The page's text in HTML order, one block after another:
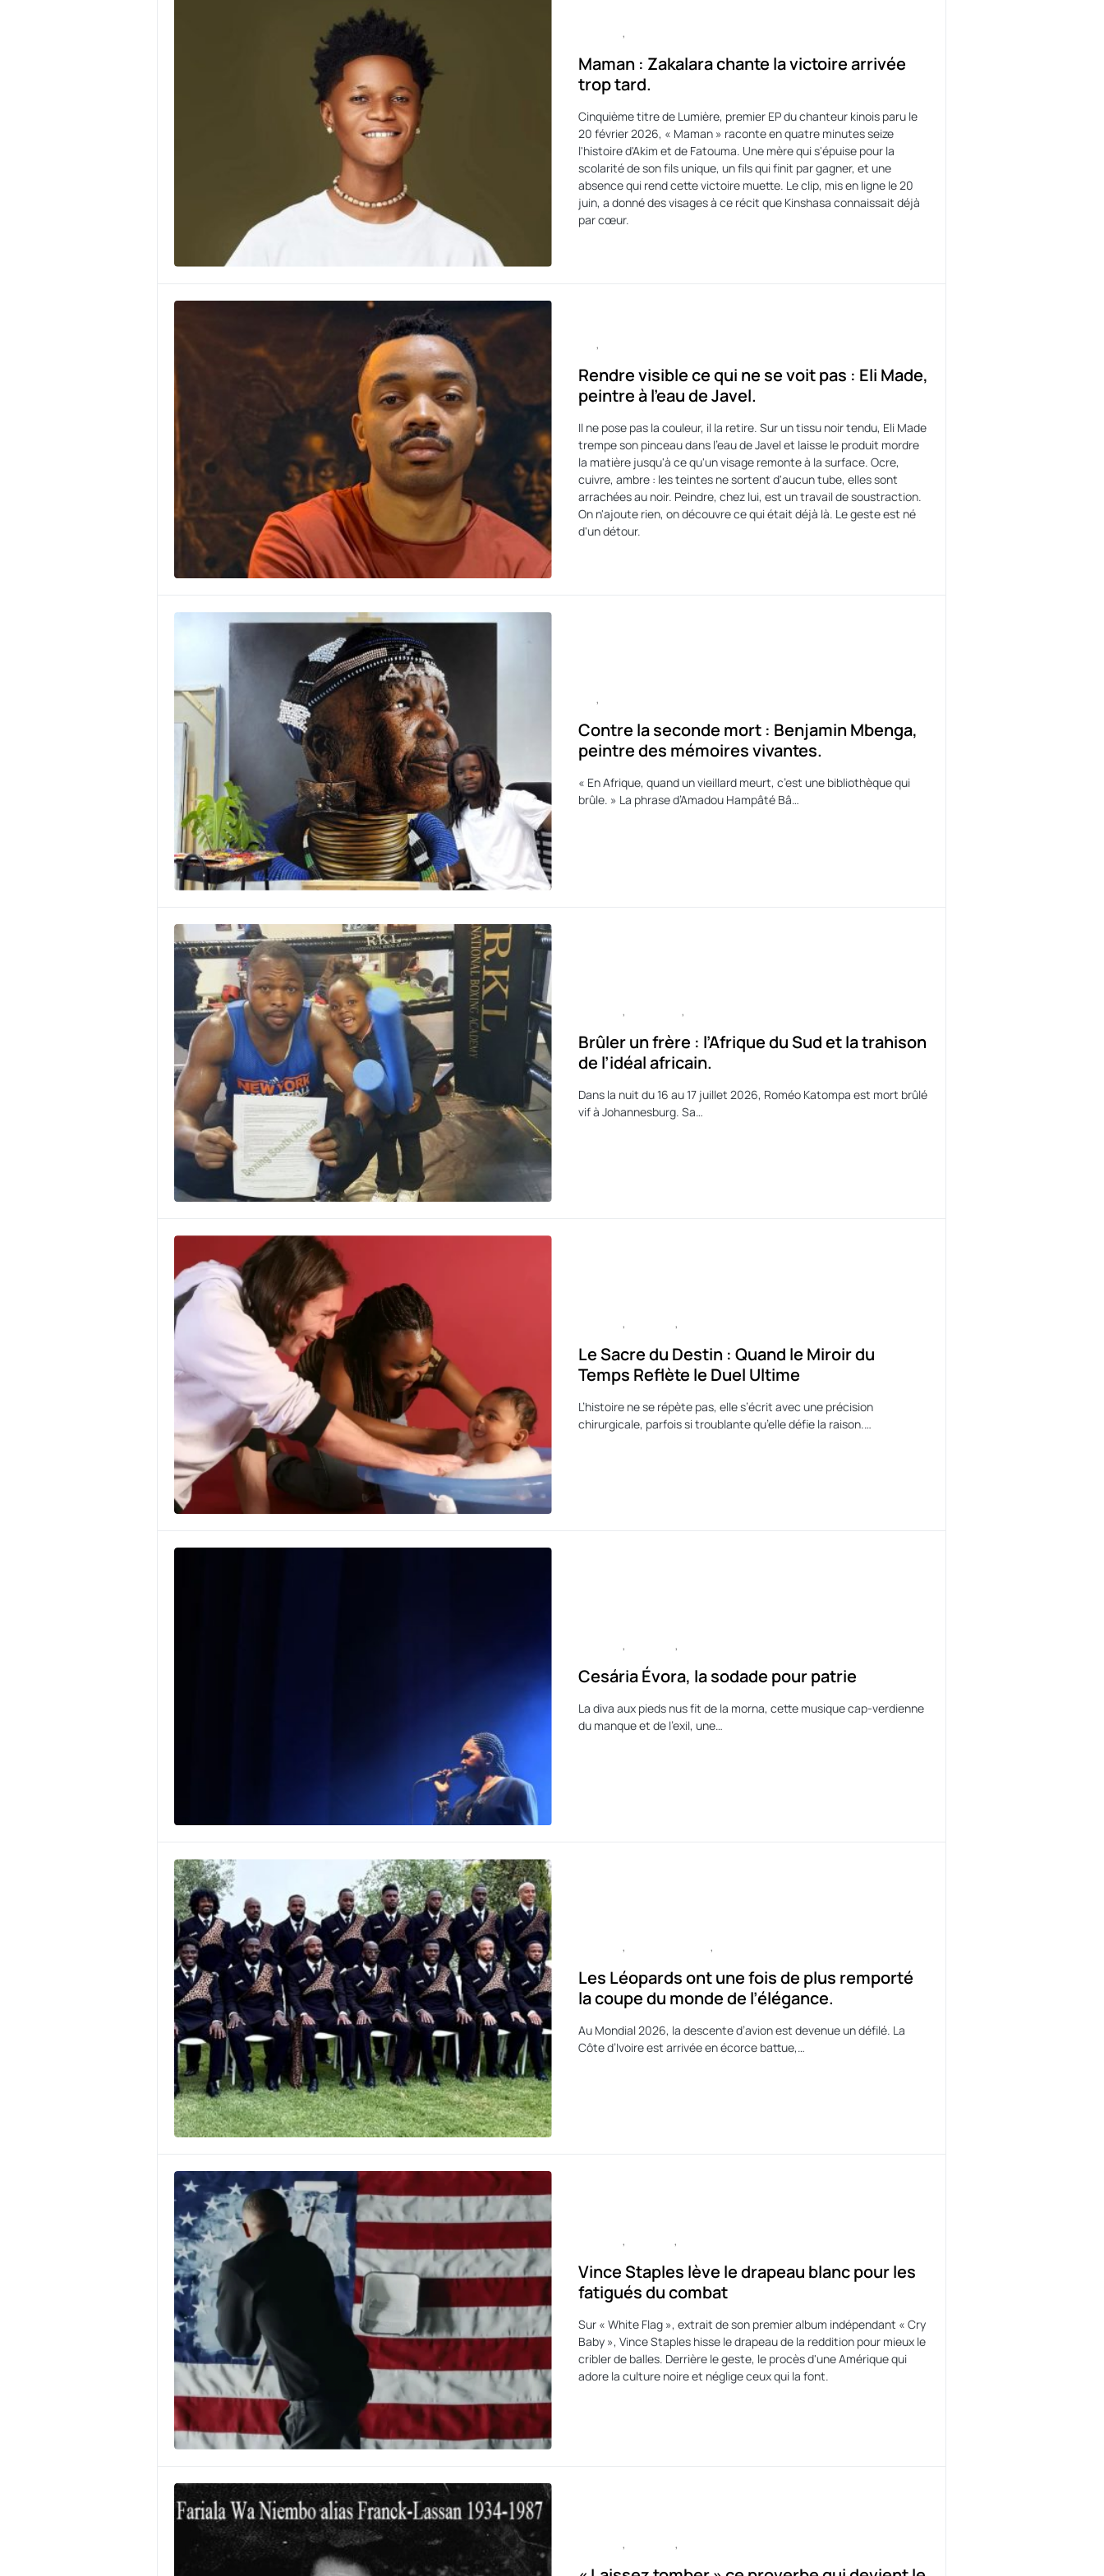
Maman : Zakalara chante la victoire arrivée
trop tard.
Cinquième titre de Lumière, premier EP du chanteur kinois paru le
20 février 2026, « Maman » raconte en quatre minutes seize
l'histoire d'Akim et de Fatouma. Une mère qui s'épuise pour la
scolarité de son fils unique, un fils qui finit par gagner, et une
absence qui rend cette victoire muette. Le clip, mis en ligne le 20
juin, a donné des visages à ce récit que Kinshasa connaissait déjà
par cœur.
Rendre visible ce qui ne se voit pas : Eli Made,
peintre à l’eau de Javel.
Il ne pose pas la couleur, il la retire. Sur un tissu noir tendu, Eli Made
trempe son pinceau dans l'eau de Javel et laisse le produit mordre
la matière jusqu'à ce qu'un visage remonte à la surface. Ocre,
cuivre, ambre : les teintes ne sortent d'aucun tube, elles sont
arrachées au noir. Peindre, chez lui, est un travail de soustraction.
On n'ajoute rien, on découvre ce qui était déjà là. Le geste est né
d'un détour.
Contre la seconde mort : Benjamin Mbenga,
peintre des mémoires vivantes.
« En Afrique, quand un vieillard meurt, c’est une bibliothèque qui
brûle. » La phrase d’Amadou Hampâté Bâ…
CULTURE
Brûler un frère : l’Afrique du Sud et la trahison
de l’idéal africain.
Dans la nuit du 16 au 17 juillet 2026, Roméo Katompa est mort brûlé
vif à Johannesburg. Sa…
Le Sacre du Destin : Quand le Miroir du
Temps Reflète le Duel Ultime
L’histoire ne se répète pas, elle s’écrit avec une précision
chirurgicale, parfois si troublante qu’elle défie la raison.…
Cesária Évora, la sodade pour patrie
La diva aux pieds nus fit de la morna, cette musique cap-verdienne
du manque et de l’exil, une…
Les Léopards ont une fois de plus remporté
la coupe du monde de l’élégance.
Au Mondial 2026, la descente d’avion est devenue un défilé. La
Côte d’Ivoire est arrivée en écorce battue,…
CULTURE MUSIQUE
Vince Staples lève le drapeau blanc pour les
fatigués du combat
Sur « White Flag », extrait de son premier album indépendant « Cry
Baby », Vince Staples hisse le drapeau de la reddition pour mieux le
cribler de balles. Derrière le geste, le procès d'une Amérique qui
adore la culture noire et néglige ceux qui la font.
CULTURE